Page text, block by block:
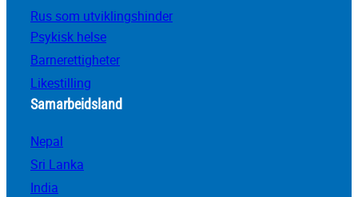
Rus som utviklingshinder
Psykisk helse
Barnerettigheter
Likestilling
Samarbeidsland
Nepal
Sri Lanka
India